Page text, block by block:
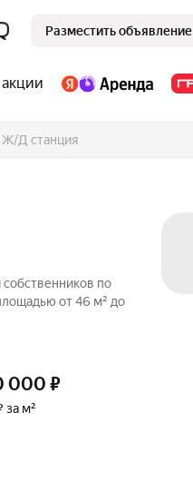
Разместить объявление
по
от 46 м² до
000 ₽
за м²